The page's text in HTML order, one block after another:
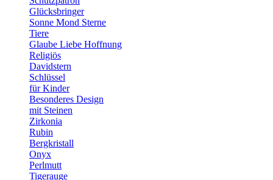
Glücksbringer
Sonne Mond Sterne
Tiere
Glaube Liebe Hoffnung
Religiös
Davidstern
Schlüssel
für Kinder
Besonderes Design
mit Steinen
Zirkonia
Rubin
Bergkristall
Onyx
Perlmutt
Tigerauge